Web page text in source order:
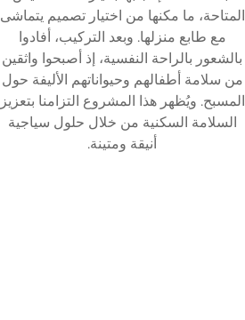
المتاحة، ما مكنها من اختيار تصميم يتماشى
مع طابع منزلها. وبعد التركيب، أفادوا
بالشعور بالراحة النفسية، إذ أصبحوا واثقين
من سلامة أطفالهم وحيواناتهم الأليفة حول
المسبح. ويُظهر هذا المشروع التزامنا بتعزيز
السلامة السكنية من خلال حلول سياجية
أنيقة ومتينة.